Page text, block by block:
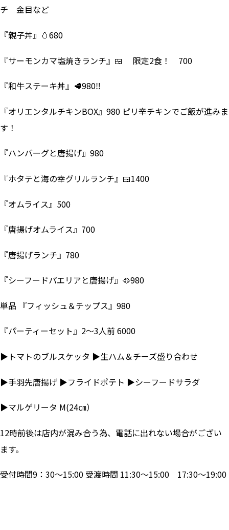
チ 金目など
『親子丼』🥚680
『サーモンカマ塩焼きランチ』🍱 限定2食！ 700
『和牛ステーキ丼』🥩980‼
『オリエンタルチキンBOX』980 ピリ辛チキンでご飯が進みま
す！
『ハンバーグと唐揚げ』980
『ホタテと海の幸グリルランチ』🍱1400
『オムライス』500
『唐揚げオムライス』700
『唐揚げランチ』780
『シーフードパエリアと唐揚げ』🥘980
単品 『フィッシュ＆チップス』980
『パーティーセット』2～3人前 6000
▶トマトのブルスケッタ ▶生ハム＆チーズ盛り合わせ
▶手羽先唐揚げ ▶フライドポテト ▶シーフードサラダ
▶マルゲリータ M(24㎝）
12時前後は店内が混み合う為、電話に出れない場合がござい
ます。
受付時間9：30～15:00 受渡時間 11:30～15:00 17:30～19:00